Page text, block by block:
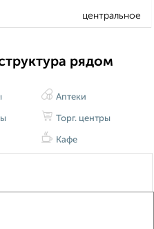
центральное
рядом
Аптеки
Торг. центры
Кафе